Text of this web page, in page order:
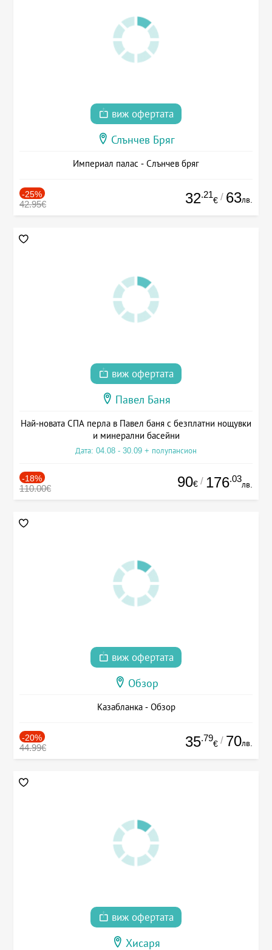
виж офертата
Слънчев Бряг
Империал палас - Слънчев бряг
-25%
42.95€ 32.21
€ / 63лв.
виж офертата
Павел Баня
Най-новата СПА перла в Павел баня с безплатни нощувки
и минерални басейни
Дата: 04.08 - 30.09 + полупансион
-18%
110.00€ 90€ / 176.03
лв.
виж офертата
Обзор
Казабланка - Обзор
-20%
44.99€ 35.79
€ / 70лв.
виж офертата
Хисаря